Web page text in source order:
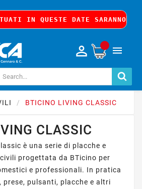
IN QUESTE DATE SARANNO

BTICINO LIVING CLASSIC
CLASSIC
è una serie di placche e
progettata da BTicino per
e professionali. In pratica
pulsanti, placche e altri